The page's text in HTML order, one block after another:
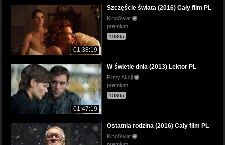
01:38:19
Szczęście świata (2016) Cały film PL
KinoSwiat
premium
1080p
01:47:19
W świetle dnia (2013) Lektor PL
Filmy Akcji
premium
1080p
Ostatnia rodzina (2016) Cały film PL
KinoSwiat